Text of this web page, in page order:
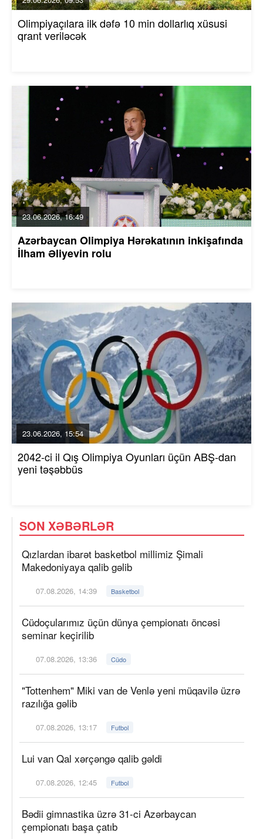
Olimpiyaçılara ilk dəfə 10 min dollarlıq xüsusi
qrant veriləcək
23.06.2026, 16:49
Azərbaycan Olimpiya Hərəkatının inkişafında
İlham Əliyevin rolu
23.06.2026, 15:54
2042-ci il Qış Olimpiya Oyunları üçün ABŞ-dan
yeni təşəbbüs
SON XƏBƏRLƏR
Qızlardan ibarət basketbol millimiz Şimali
Makedoniyaya qalib gəlib
07.08.2026, 14:39 Basketbol
Cüdoçularımız üçün dünya çempionatı öncəsi
seminar keçirilib
07.08.2026, 13:36 Cüdo
"Tottenhem" Miki van de Venlə yeni müqavilə üzrə
razılığa gəlib
07.08.2026, 13:17 Futbol
Lui van Qal xərçəngə qalib gəldi
07.08.2026, 12:45 Futbol
Bədii gimnastika üzrə 31-ci Azərbaycan
çempionatı başa çatıb